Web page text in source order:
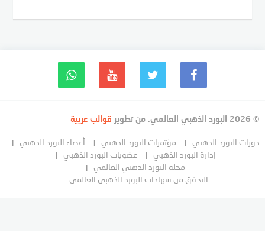
© 2026 البورد الذهبي العالمي. من تطوير قوالب عربية
دورات البورد الذهبي مؤتمرات البورد الذهبي
أعضاء البورد الذهبي
إدارة البورد الذهبي
عضويات البورد الذهبي
مجلة البورد الذهبي العالمي
التحقق من شهادات البورد الذهبي العالمي